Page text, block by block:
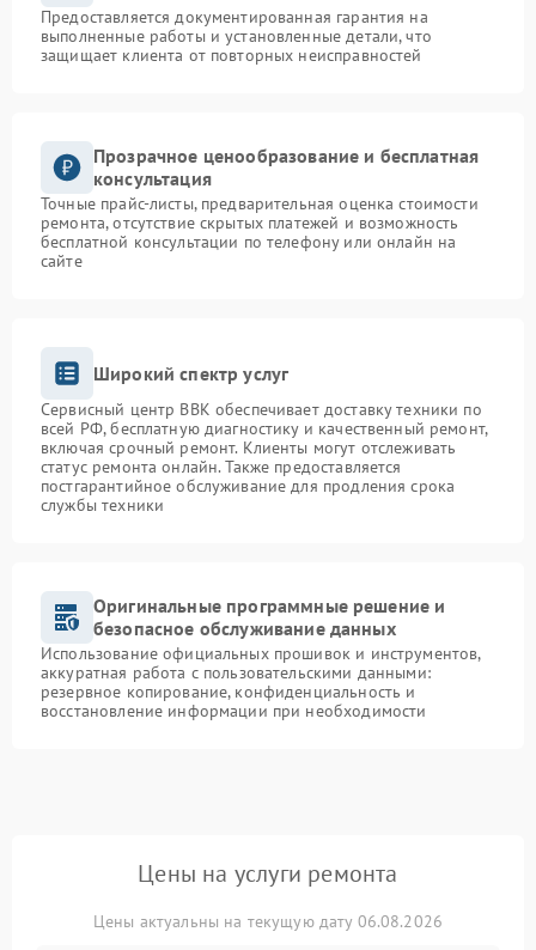
Предоставляется документированная гарантия на
выполненные работы и установленные детали, что
защищает клиента от повторных неисправностей
Прозрачное ценообразование и бесплатная
консультация
Точные прайс-листы, предварительная оценка стоимости
ремонта, отсутствие скрытых платежей и возможность
бесплатной консультации по телефону или онлайн на
сайте
Широкий спектр услуг
Сервисный центр BBK обеспечивает доставку техники по
всей РФ, бесплатную диагностику и качественный ремонт,
включая срочный ремонт. Клиенты могут отслеживать
статус ремонта онлайн. Также предоставляется
постгарантийное обслуживание для продления срока
службы техники
Оригинальные программные решение и
безопасное обслуживание данных
Использование официальных прошивок и инструментов,
аккуратная работа с пользовательскими данными:
резервное копирование, конфиденциальность и
восстановление информации при необходимости
Цены на услуги ремонта
Цены актуальны на текущую дату 06.08.2026